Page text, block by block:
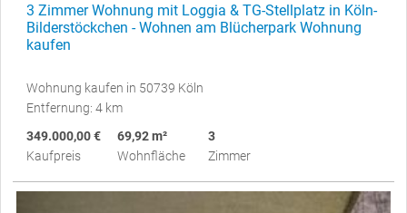
3 Zimmer Wohnung mit Loggia & TG-Stellplatz in Köln-
Bilderstöckchen - Wohnen am Blücherpark Wohnung
kaufen
Wohnung kaufen in 50739 Köln
Entfernung: 4 km
349.000,00 €
Kaufpreis
69,92 m²
Wohnfläche
3
Zimmer